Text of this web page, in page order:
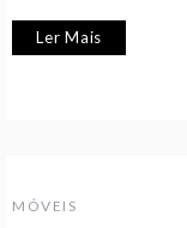
Ler Mais
MÓVEIS